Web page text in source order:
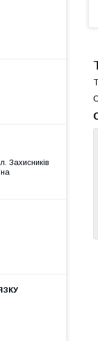
Захисників